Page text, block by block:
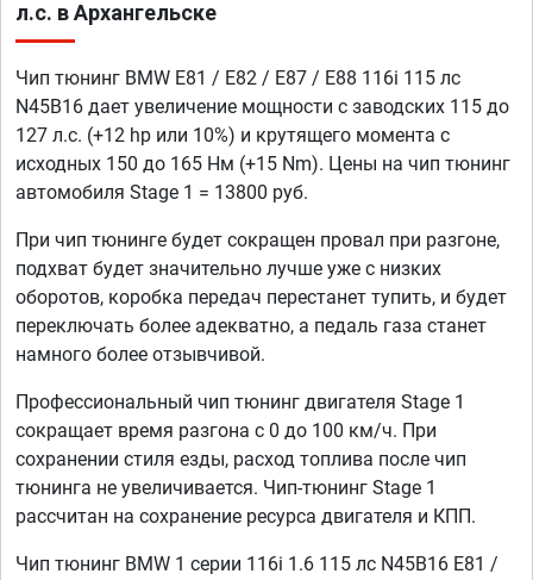
л.с. в Архангельске
Чип тюнинг BMW E81 / E82 / E87 / E88 116i 115 лс
N45B16 дает увеличение мощности с заводских 115 до
127 л.с. (+12 hp или 10%) и крутящего момента с
исходных 150 до 165 Нм (+15 Nm). Цены на чип тюнинг
автомобиля Stage 1 = 13800 руб.
При чип тюнинге будет сокращен провал при разгоне,
подхват будет значительно лучше уже с низких
оборотов, коробка передач перестанет тупить, и будет
переключать более адекватно, а педаль газа станет
намного более отзывчивой.
Профессиональный чип тюнинг двигателя Stage 1
сокращает время разгона с 0 до 100 км/ч. При
сохранении стиля езды, расход топлива после чип
тюнинга не увеличивается. Чип-тюнинг Stage 1
рассчитан на сохранение ресурса двигателя и КПП.
Чип тюнинг BMW 1 серии 116i 1.6 115 лс N45B16 E81 /